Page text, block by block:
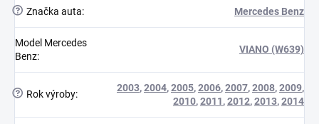
? Značka auta: Mercedes Benz
Model Mercedes
Benz:
VIANO (W639)
? Rok výroby:
2003,2004,2005,2006,2007,2008,2009,
2010,2011,2012,2013,2014